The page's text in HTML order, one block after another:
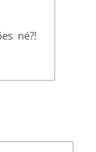
né?!